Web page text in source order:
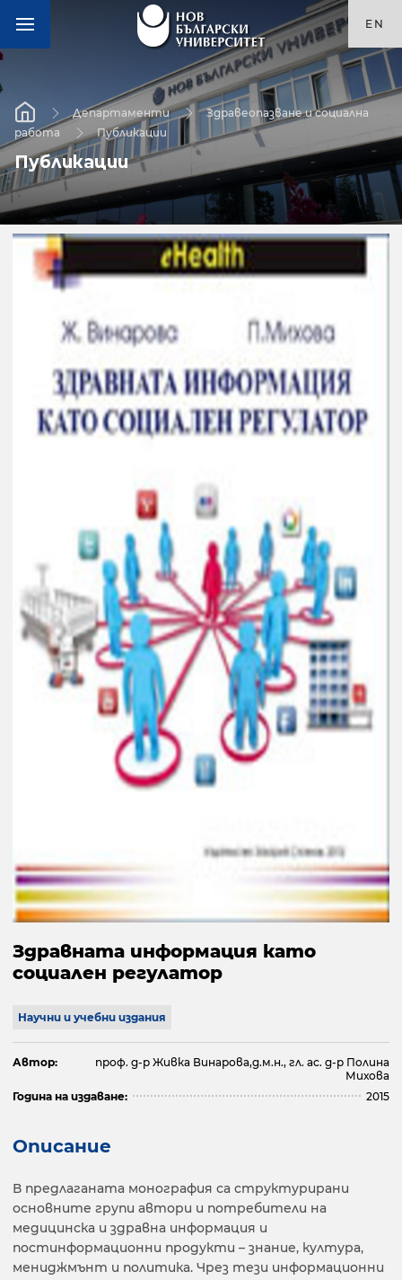
EN
Департаменти
Здравеопазване и социална
работа
Публикации
Публикации
Здравната информация като
социален регулатор
Научни и учебни издания
Автор:
проф. д-р Живка Винарова,д.м.н., гл. ас. д-р Полина
Михова
Година на издаване:
2015
Описание
В предлаганата монография са структурирани
основните групи автори и потребители на
медицинска и здравна информация и
постинформационни продукти – знание, култура,
мениджмънт и политика. Чрез тези информационни